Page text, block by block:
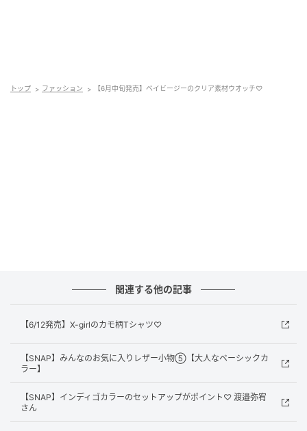
ICERC Japanの35周年を記念したコラボレーションモ
デル。深く澄んだ海の色合いをイメージしたカラーリ
ングで手元を爽やかな印象に。￥24,200／ベイビージ
ー（カシオ計算機 お客様相談室）
Styling_MOENA
2026年mini7月号より
トップ ファッション 【6月中旬発売】ベイビージーのクリア素材ウオッチ♡
関連する他の記事
【6/12発売】X-girlのカモ柄Tシャツ♡
【SNAP】みんなのお気に入りレザー小物⑤【大人なベーシックカ
ラー】
【SNAP】インディゴカラーのセットアップがポイント♡ 渡邉弥宥
さん